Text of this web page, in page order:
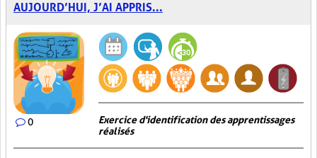
AUJOURD’HUI, J’AI APPRIS...
0
Exercice d'identification des apprentissages
réalisés